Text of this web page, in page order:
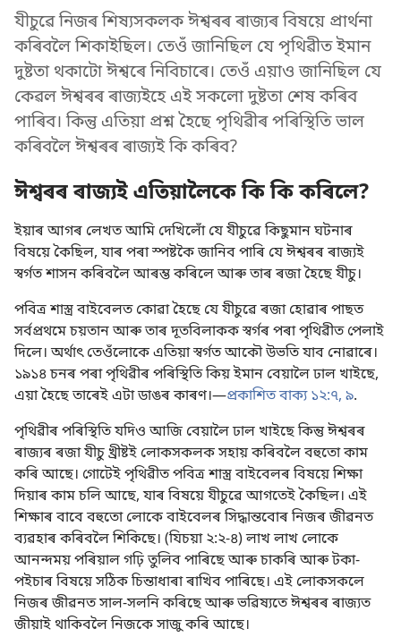
যীচুৱে নিজৰ শিষ্যসকলক ঈশ্বৰৰ ৰাজ্যৰ বিষয়ে প্ৰাৰ্থনা
কৰিবলৈ শিকাইছিল। তেওঁ জানিছিল যে পৃথিৱীত ইমান
দুষ্টতা থকাটো ঈশ্বৰে নিবিচাৰে। তেওঁ এয়াও জানিছিল যে
কেৱল ঈশ্বৰৰ ৰাজ্যইহে এই সকলো দুষ্টতা শেষ কৰিব
পাৰিব। কিন্তু এতিয়া প্ৰশ্ন হৈছে পৃথিৱীৰ পৰিস্থিতি ভাল
কৰিবলৈ ঈশ্বৰৰ ৰাজ্যই কি কৰিব?
ঈশ্বৰৰ ৰাজ্যই এতিয়ালৈকে কি কি কৰিলে?
ইয়াৰ আগৰ লেখত আমি দেখিলোঁ যে যীচুৱে কিছুমান ঘটনাৰ
বিষয়ে কৈছিল, যাৰ পৰা স্পষ্টকৈ জানিব পাৰি যে ঈশ্বৰৰ ৰাজ্যই
স্বৰ্গত শাসন কৰিবলৈ আৰম্ভ কৰিলে আৰু তাৰ ৰজা হৈছে যীচু।
পবিত্ৰ শাস্ত্ৰ বাইবেলত কোৱা হৈছে যে যীচুৱে ৰজা হোৱাৰ পাছত
সৰ্বপ্ৰথমে চয়তান আৰু তাৰ দূতবিলাকক স্বৰ্গৰ পৰা পৃথিৱীত পেলাই
দিলে। অৰ্থাৎ তেওঁলোকে এতিয়া স্বৰ্গত আকৌ উভতি যাব নোৱাৰে।
১৯১৪ চনৰ পৰা পৃথিৱীৰ পৰিস্থিতি কিয় ইমান বেয়ালৈ ঢাল খাইছে,
এয়া হৈছে তাৰেই এটা ডাঙৰ কাৰণ।—প্ৰকাশিত বাক্য ১২:৭, ৯.
পৃথিৱীৰ পৰিস্থিতি যদিও আজি বেয়ালৈ ঢাল খাইছে কিন্তু ঈশ্বৰৰ
ৰাজ্যৰ ৰজা যীচু খ্ৰীষ্টই লোকসকলক সহায় কৰিবলৈ বহুতো কাম
কৰি আছে। গোটেই পৃথিৱীত পবিত্ৰ শাস্ত্ৰ বাইবেলৰ বিষয়ে শিক্ষা
দিয়াৰ কাম চলি আছে, যাৰ বিষয়ে যীচুৱে আগতেই কৈছিল। এই
শিক্ষাৰ বাবে বহুতো লোকে বাইবেলৰ সিদ্ধান্তবোৰ নিজৰ জীৱনত
ব্যৱহাৰ কৰিবলৈ শিকিছে। (যিচয়া ২:২-৪) লাখ লাখ লোকে
আনন্দময় পৰিয়াল গঢ়ি তুলিব পাৰিছে আৰু চাকৰি আৰু টকা-
পইচাৰ বিষয়ে সঠিক চিন্তাধাৰা ৰাখিব পাৰিছে। এই লোকসকলে
নিজৰ জীৱনত সাল-সলনি কৰিছে আৰু ভৱিষ্যতে ঈশ্বৰৰ ৰাজ্যত
জীয়াই থাকিবলৈ নিজকে সাজু কৰি আছে।